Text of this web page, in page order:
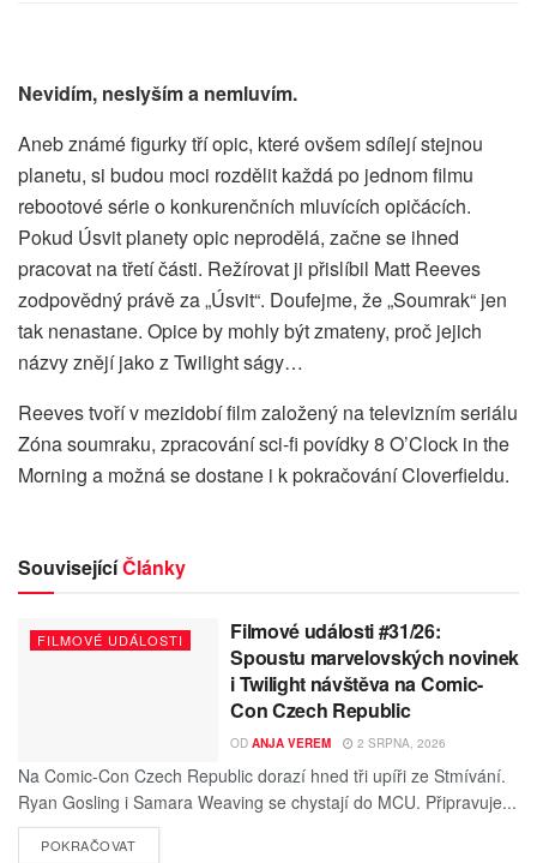
Nevidím, neslyším a nemluvím.
Aneb známé figurky tří opic, které ovšem sdílejí stejnou
planetu, si budou moci rozdělit každá po jednom filmu
rebootové série o konkurenčních mluvících opičácích.
Pokud Úsvit planety opic neprodělá, začne se ihned
pracovat na třetí části. Režírovat ji přislíbil Matt Reeves
zodpovědný právě za „Úsvit“. Doufejme, že „Soumrak“ jen
tak nenastane. Opice by mohly být zmateny, proč jejich
názvy znějí jako z Twilight ságy…
Reeves tvoří v mezidobí film založený na televizním seriálu
Zóna soumraku, zpracování sci-fi povídky 8 O’Clock in the
Morning a možná se dostane i k pokračování Cloverfieldu.
SouvisejícíČlánky
FILMOVÉ UDÁLOSTI
Filmové události #31/26:
Spoustu marvelovských novinek
i Twilight návštěva na Comic-
Con Czech Republic
OD ANJA VEREM 2 SRPNA, 2026
Na Comic-Con Czech Republic dorazí hned tři upíři ze Stmívání.
Ryan Gosling i Samara Weaving se chystají do MCU. Připravuje...
POKRAČOVAT